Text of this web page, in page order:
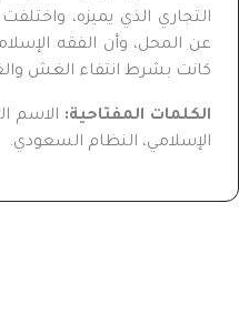
التجاري الذي يميزه،
عن المحل، وأن الفقه
كانت بشرط انتفاء الغش
الكلمات المفتاحية: الاسم
الإسلامي، النظام السعودي.